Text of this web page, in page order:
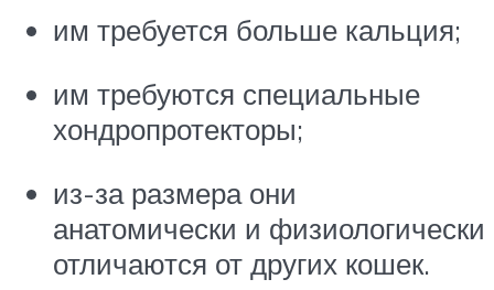
им требуется больше кальция;
им требуются специальные
хондропротекторы;
из-за размера они
анатомически и физиологически
отличаются от других кошек.